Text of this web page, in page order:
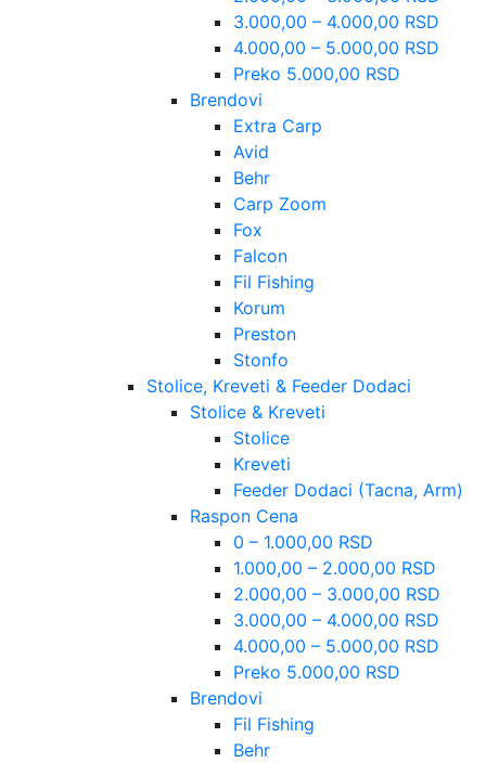
3.000,00 – 4.000,00 RSD
4.000,00 – 5.000,00 RSD
Preko 5.000,00 RSD
Brendovi
Extra Carp
Avid
Behr
Carp Zoom
Fox
Falcon
Fil Fishing
Korum
Preston
Stonfo
Stolice, Kreveti & Feeder Dodaci
Stolice & Kreveti
Stolice
Kreveti
Feeder Dodaci (Tacna, Arm)
Raspon Cena
0 – 1.000,00 RSD
1.000,00 – 2.000,00 RSD
2.000,00 – 3.000,00 RSD
3.000,00 – 4.000,00 RSD
4.000,00 – 5.000,00 RSD
Preko 5.000,00 RSD
Brendovi
Fil Fishing
Behr